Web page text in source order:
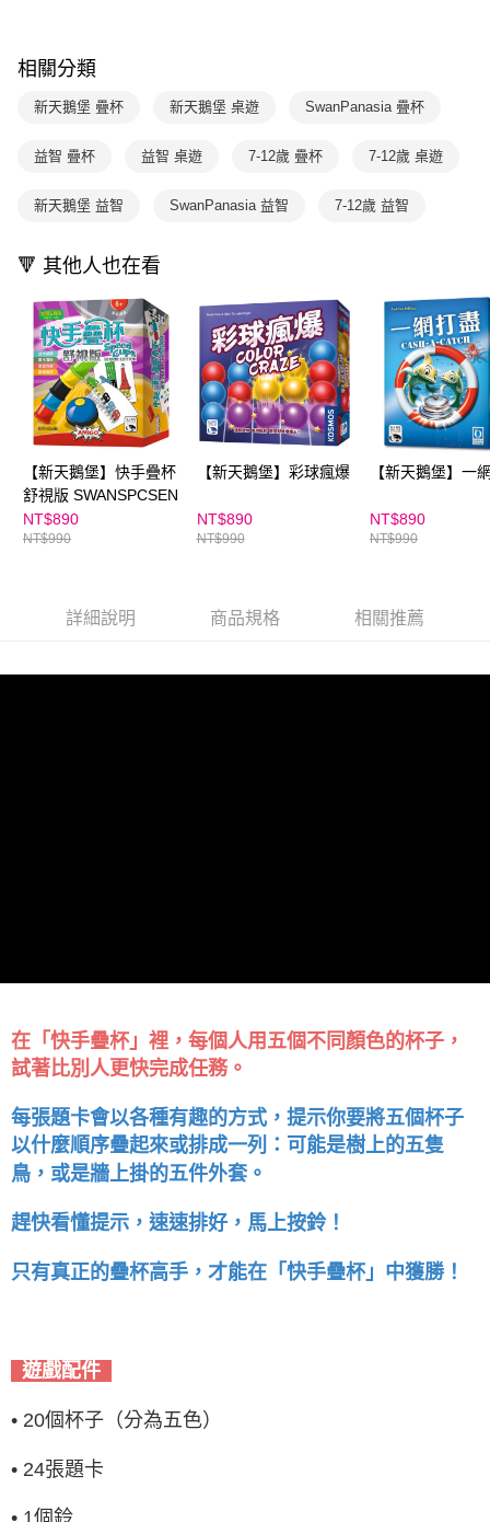
2.基於同意付款使用「大哥付你分期」之契約關係目的，商店將以您的個人
由本公司與您本人進行分期帳單所需資料之確認、核對及更正。
後付繳納相關費用。
※ 交易是否成功請以「AFTEE先享後付 」之結帳頁面顯示為準，若有關於
是否繳費成功／繳費後需取消欲退款等相關疑問，請聯繫「AFTEE先享後付
客戶支援中心」 https://netprotections.freshdesk.com/support/home
【注意事項】
易，需依本服務之必要範圍內提供個人資料，並將交易相關給付款項請求債
權轉讓予恩沛科技股份有限公司。
https://aftee.tw/terms/#terms3
３．未成年的使用者請事先徵得法定代理人或監護人之同意方可使用
「AFTEE先享後付」，若未經同意申辦者引起之損失，本公司不負相關責
任。
４．使用「AFTEE先享後付」時，將依據個別帳號之用戶狀況，依本公司即
時審查核予不同之上限額度；若仍有額度不足之情形，本公司將視審查結果
請求用戶進行身份認證。
５．嚴禁一人註冊多個帳號或使用他人資訊註冊。若發現惡意使用之情形，
恩沛科技股份有限公司將有權停止該用戶之使用額度並採取法律行動。
離島宅配（澎湖、金門、馬祖、小琉球；不適用於郵局i郵箱）
每筆NT$200
相關分類
新天鵝堡 疊杯 新天鵝堡 桌遊 SwanPanasia 疊杯
益智 疊杯 益智 桌遊 7-12歲 疊杯 7-12歲 桌遊
新天鵝堡 益智 SwanPanasia 益智 7-12歲 益智
🔻 其他人也在看
【新天鵝堡】快手疊杯
舒視版 SWANSPCSEN
NT$890
NT$990
【新天鵝堡】彩球瘋爆
NT$890
NT$990
【新天鵝堡】一
NT$890
NT$990
詳細說明 商品規格 相關推薦
在「快手疊杯」裡，每個人用五個不同顏色的杯子，
試著比別人更快完成任務。
每張題卡會以各種有趣的方式，提示你要將五個杯子
以什麼順序疊起來或排成一列：可能是樹上的五隻
鳥，或是牆上掛的五件外套。
趕快看懂提示，速速排好，馬上按鈴！
只有真正的疊杯高手，才能在「快手疊杯」中獲勝！
遊戲配件
• 20個杯子（分為五色）
• 24張題卡
• 1個鈴